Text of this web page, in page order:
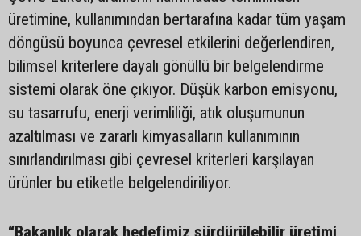
üretimine, kullanımından bertarafına kadar tüm yaşam
döngüsü boyunca çevresel etkilerini değerlendiren,
bilimsel kriterlere dayalı gönüllü bir belgelendirme
sistemi olarak öne çıkıyor. Düşük karbon emisyonu,
su tasarrufu, enerji verimliliği, atık oluşumunun
azaltılması ve zararlı kimyasalların kullanımının
sınırlandırılması gibi çevresel kriterleri karşılayan
ürünler bu etiketle belgelendiriliyor.
“Bakanlık olarak hedefimiz sürdürülebilir üretimi